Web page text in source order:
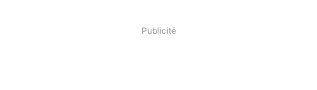
Publicité